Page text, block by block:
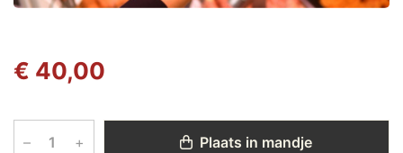
€ 40,00
– + Plaats in mandje